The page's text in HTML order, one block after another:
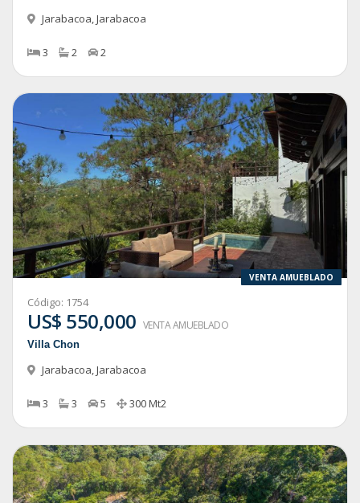
Jarabacoa Jarabacoa
3 2 2
VENTA AMUEBLADO
Código: 1754
US$ 550,000 VENTA AMUEBLADO
Villa Chon
Jarabacoa,Jarabacoa
3 3 5 300Mt2